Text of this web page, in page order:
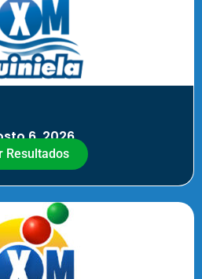
- Medio Día
6, 2026
Resultados